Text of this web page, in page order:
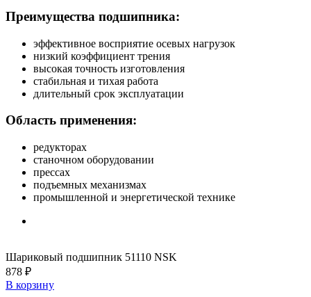
Преимущества подшипника:
эффективное восприятие осевых нагрузок
низкий коэффициент трения
высокая точность изготовления
стабильная и тихая работа
длительный срок эксплуатации
Область применения:
редукторах
станочном оборудовании
прессах
подъемных механизмах
промышленной и энергетической технике
Шариковый подшипник 51110 NSK
878 ₽
В корзину